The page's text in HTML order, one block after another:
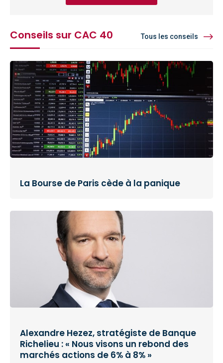
Conseils sur CAC 40 Tous les conseils
La Bourse de Paris cède à la panique
Alexandre Hezez, stratégiste de Banque
Richelieu : « Nous visons un rebond des
marchés actions de 6% à 8% »